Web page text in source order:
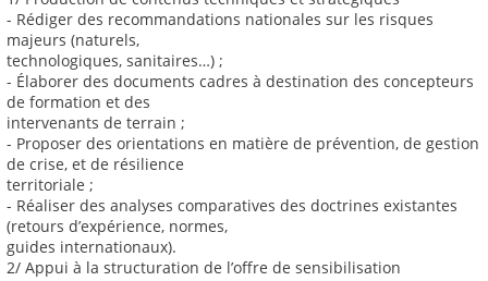
- Rédiger des recommandations nationales sur les risques
majeurs (naturels,
technologiques, sanitaires…) ;
- Élaborer des documents cadres à destination des concepteurs
de formation et des
intervenants de terrain ;
- Proposer des orientations en matière de prévention, de gestion
de crise, et de résilience
territoriale ;
- Réaliser des analyses comparatives des doctrines existantes
(retours d’expérience, normes,
guides internationaux).
2/ Appui à la structuration de l’offre de sensibilisation